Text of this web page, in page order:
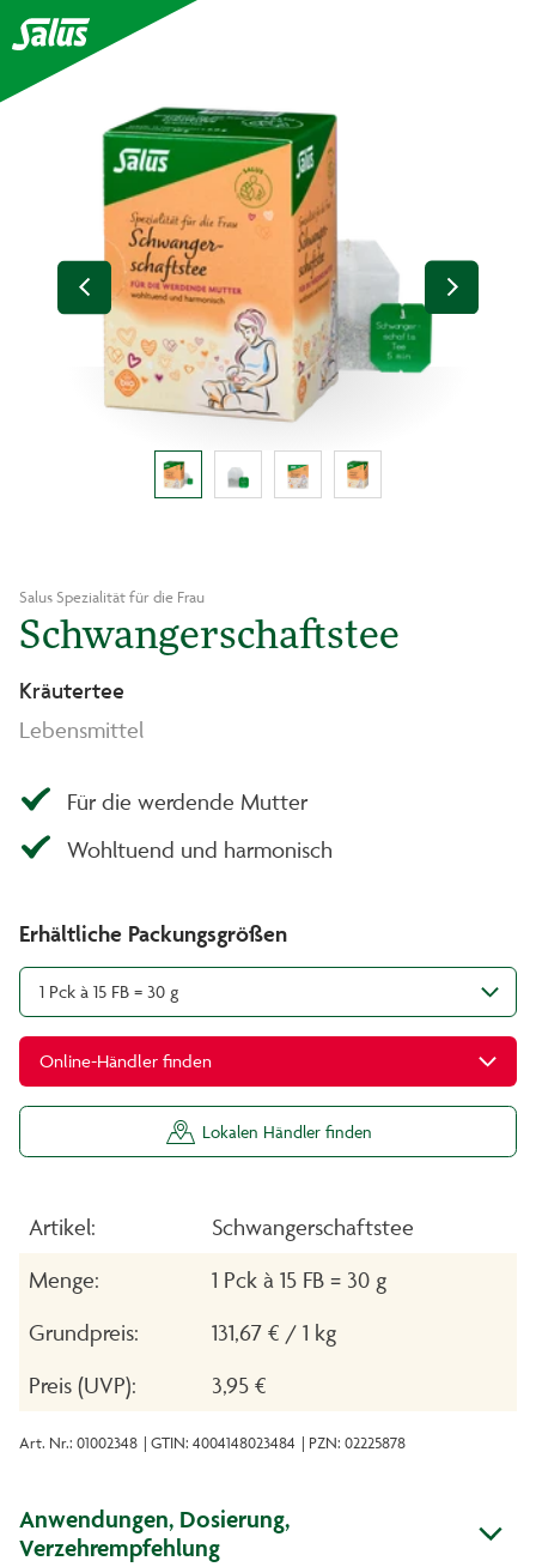
Salus Spezialität für die Frau
Schwangerschaftstee
Kräutertee
Lebensmittel
Für die werdende Mutter
Wohltuend und harmonisch
Erhältliche Packungsgrößen
1 Pck à 15 FB = 30 g
Online-Händler finden
Lokalen Händler finden
Artikel:
Schwangerschaftstee
Menge:
1 Pck à 15 FB = 30 g
Grundpreis:
131,67 € / 1 kg
Preis (UVP):
3,95 €
Art. Nr.: 01002348 | GTIN: 4004148023484 | PZN: 02225878
Anwendungen, Dosierung,
Verzehrempfehlung